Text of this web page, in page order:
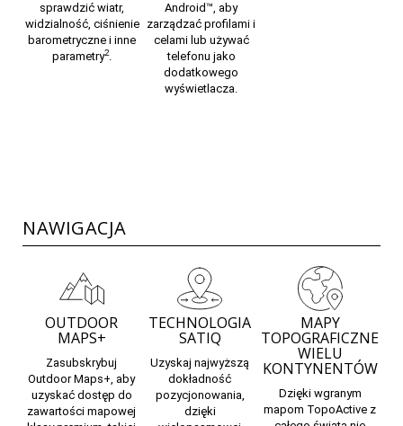
sprawdzić wiatr,
widzialność, ciśnienie
barometryczne i inne
parametry2.
Android ™, aby
zarządzać profilami i
celami lub używać
telefonu jako
dodatkowego
wyświetlacza.
NAWIGACJA
OUTDOOR
MAPS+
Zasubskrybuj
Outdoor Maps+, aby
uzyskać dostęp do
zawartości mapowej
TECHNOLOGIA
SATIQ
Uzyskaj najwyższą
dokładność
pozycjonowania,
dzięki
MAPY
TOPOGRAFICZNE
WIELU
KONTYNENTÓW
Dzięki wgranym
mapom TopoActive z